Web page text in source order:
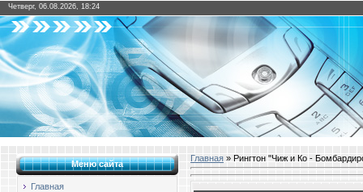
Четверг, 06.08.2026, 18:24
Меню сайта
Главная
Главная » Рингтон "Чиж и Ко -